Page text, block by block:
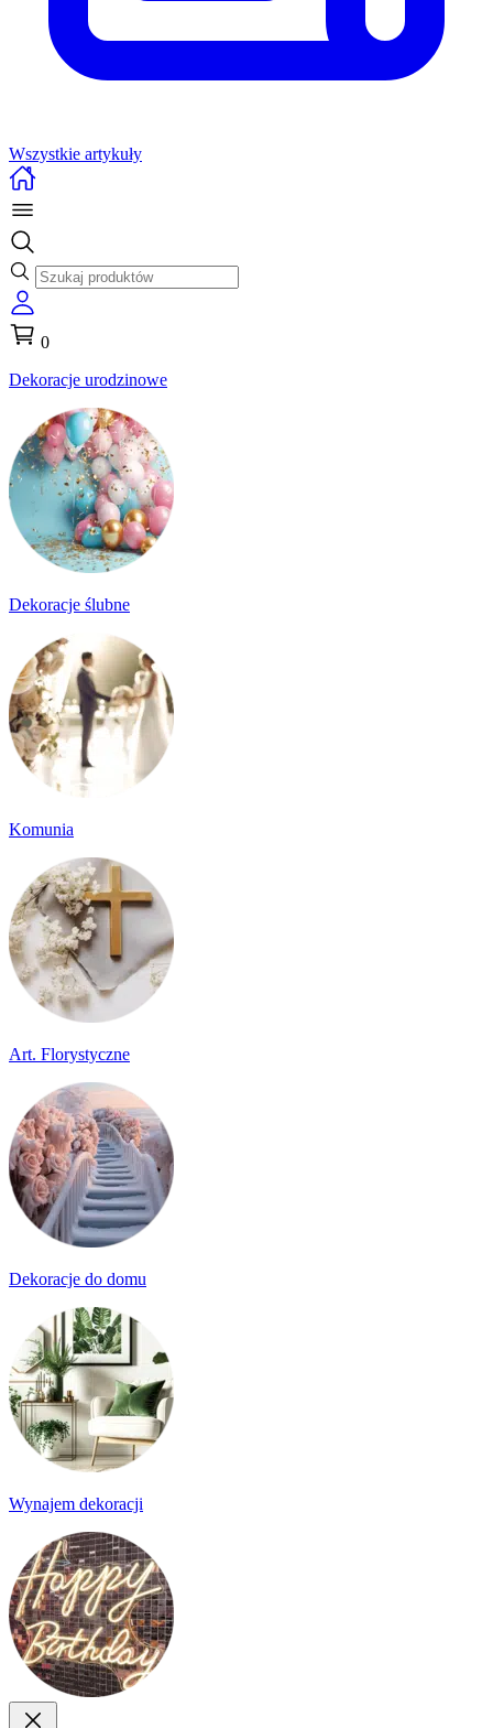
Wszystkie artykuły
0
Dekoracje urodzinowe
Dekoracje ślubne
Komunia
Art. Florystyczne
Dekoracje do domu
Wynajem dekoracji